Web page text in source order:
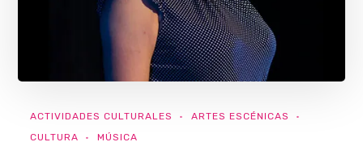
ACTIVIDADES CULTURALES
ARTES ESCÉNICAS
CULTURA
MÚSICA